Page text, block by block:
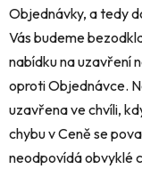
Objednávky, a tedy
Vás budeme
nabídku na uzavření
oproti Objednávce.
uzavřena ve chvíli,
chybu v Ceně se
neodpovídá obvyklé